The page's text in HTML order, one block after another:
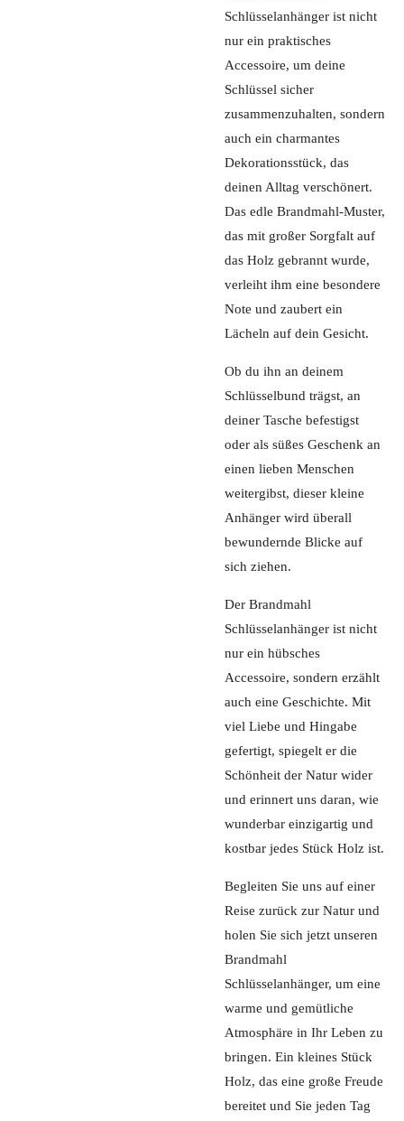
Schlüsselanhänger ist nicht
nur ein praktisches
Accessoire, um deine
Schlüssel sicher
zusammenzuhalten, sondern
auch ein charmantes
Dekorationsstück, das
deinen Alltag verschönert.
Das edle Brandmahl-Muster,
das mit großer Sorgfalt auf
das Holz gebrannt wurde,
verleiht ihm eine besondere
Note und zaubert ein
Lächeln auf dein Gesicht.
Ob du ihn an deinem
Schlüsselbund trägst, an
deiner Tasche befestigst
oder als süßes Geschenk an
einen lieben Menschen
weitergibst, dieser kleine
Anhänger wird überall
bewundernde Blicke auf
sich ziehen.
Der Brandmahl
Schlüsselanhänger ist nicht
nur ein hübsches
Accessoire, sondern erzählt
auch eine Geschichte. Mit
viel Liebe und Hingabe
gefertigt, spiegelt er die
Schönheit der Natur wider
und erinnert uns daran, wie
wunderbar einzigartig und
kostbar jedes Stück Holz ist.
Begleiten Sie uns auf einer
Reise zurück zur Natur und
holen Sie sich jetzt unseren
Brandmahl
Schlüsselanhänger, um eine
warme und gemütliche
Atmosphäre in Ihr Leben zu
bringen. Ein kleines Stück
Holz, das eine große Freude
bereitet und Sie jeden Tag